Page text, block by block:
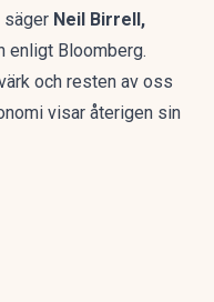
säger Neil Birrell,
enligt Bloomberg.
och resten av oss
visar återigen sin